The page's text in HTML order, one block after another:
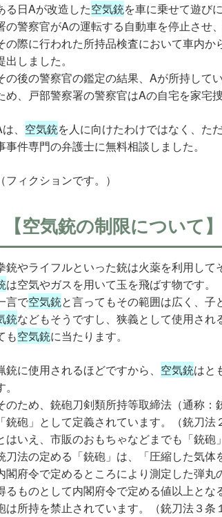
る日Aが改造した空気銃を車に乗せて遊び
の警察官がAの運転する自動車を停止させ
の際に行われた所持品検査において車内か
出しました。
の後の警察官の鑑定の結果、Aが所持して
め、戸部警察署の警察官はAの自宅を家宅捜
、 空気銃を人に向けたわけではなく、た
事件専門の弁護士に無料相談しました。
（フィクションです。）
【空気銃の制限について】
銃やライフルといった銃は火薬を利用して
は空気やガスを用いて玉を飛ばす物です。
言で空気銃と言ってもその範囲は広く、
銃などもそうですし、狭義として使用さ
も空気銃に当たります。
銃に使用されるほどですから、 空気銃はと
のため、銃砲刀剣類所持等取締法（通称：
「銃砲」として定義されています。（銃刀法
はいえ、市販のおもちゃなどまでも「銃砲
刀法の定める「銃砲」は、「圧縮した気体
閣府令で定めるところにより測定した弾
るものとして内閣府令で定める値以上と
は所持を禁止されています。（銃刀法３条